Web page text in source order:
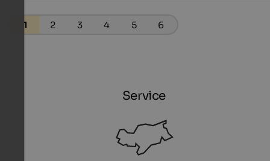
1 2 3 4 5 6
Service